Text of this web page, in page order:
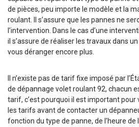
de pièces, peu importe le modèle et la
roulant. Il s’assure que les pannes ne
l’intervention. Dans le cas d’une
il s’assure de réaliser les travaux dans
vous déranger encore plus.
Il n’existe pas de tarif fixe imposé par
de dépannage volet roulant 92, chacun
tarif, c’est pourquoi il est important pour
les tarifs avant de contacter un
fonction du type de panne, de l’heure de